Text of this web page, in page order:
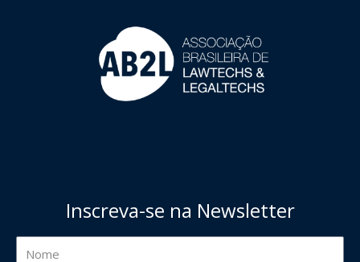
Inscreva-se na Newsletter